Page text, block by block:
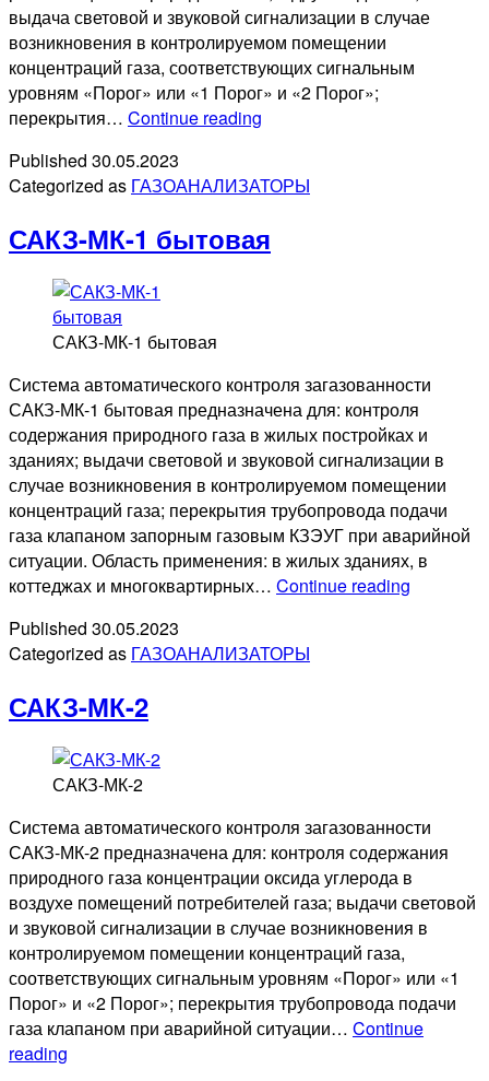
выдача световой и звуковой сигнализации в случае
возникновения в контролируемом помещении
концентраций газа, соответствующих сигнальным
уровням «Порог» или «1 Порог» и «2 Порог»;
перекрытия… Continue reading
Published 30.05.2023
Categorized as ГАЗОАНАЛИЗАТОРЫ
САКЗ-МК-1 бытовая
САКЗ-МК-1 бытовая
Система автоматического контроля загазованности
САКЗ-МК-1 бытовая предназначена для: контроля
содержания природного газа в жилых постройках и
зданиях; выдачи световой и звуковой сигнализации в
случае возникновения в контролируемом помещении
концентраций газа; перекрытия трубопровода подачи
газа клапаном запорным газовым КЗЭУГ при аварийной
ситуации. Область применения: в жилых зданиях, в
коттеджах и многоквартирных… Continue reading
Published 30.05.2023
Categorized as ГАЗОАНАЛИЗАТОРЫ
САКЗ-МК-2
САКЗ-МК-2
Система автоматического контроля загазованности
САКЗ-МК-2 предназначена для: контроля содержания
природного газа концентрации оксида углерода в
воздухе помещений потребителей газа; выдачи световой
и звуковой сигнализации в случае возникновения в
контролируемом помещении концентраций газа,
соответствующих сигнальным уровням «Порог» или «1
Порог» и «2 Порог»; перекрытия трубопровода подачи
газа клапаном при аварийной ситуации… Continue
reading